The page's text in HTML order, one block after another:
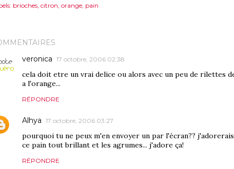
brioches citron orange pain
veronica 17 octobre, 2006 02:38
cela doit etre un vrai delice ou alors avec un peu de rilettes
a l'orange...
RÉPONDRE
Alhya 17 octobre, 2006 03:27
pourquoi tu ne peux m'en envoyer un par l'écran??
ce pain tout brillant et les agrumes... j'adore ça!
RÉPONDRE